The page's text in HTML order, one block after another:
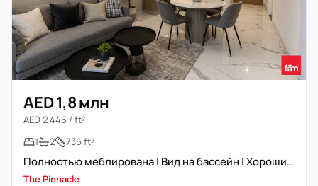
AED 1,8 млн
AED 2 446 / ft²
1
2 736 ft²
Полностью меблирована | Вид на бассейн | Хороший доход
The Pinnacle